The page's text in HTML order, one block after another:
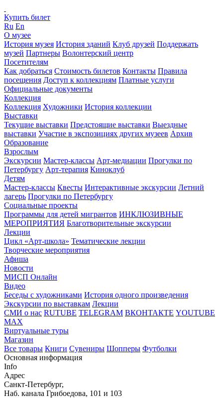
Купить билет
Ru En
О музее
История музея История зданий Клуб друзей Поддержать
музей Партнеры Волонтерский центр
Посетителям
Как добраться Стоимость билетов Контакты Правила
посещения Доступ к коллекциям Платные услуги
Официальные документы
Коллекция
Коллекция Художники История коллекции
Выставки
Текущие выставки Предстоящие выставки Выездные
выставки Участие в экспозициях других музеев Архив
Образование
Взрослым
Экскурсии Мастер-классы Арт-медиации Прогулки по
Петербургу Арт-терапия Киноклуб
Детям
Мастер-классы Квесты Интерактивные экскурсии Летний
лагерь Прогулки по Петербургу
Социальные проекты
Программы для детей мигрантов ИНКЛЮЗИВНЫЕ
МЕРОПРИЯТИЯ Благотворительные экскурсии
Лекции
Цикл «Арт-школа» Тематические лекции
Творческие мероприятия
Афиша
Новости
МИСП Онлайн
Видео
Беседы с художниками История одного произведения
Экскурсии по выставкам Лекции
СМИ о нас RUTUBE TELEGRAM ВКОНТАКТЕ YOUTUBE
MAX
Виртуальные туры
Магазин
Все товары Книги Сувениры Шопперы Футболки
Основная информация
Info
Адрес
Санкт-Петербург,
Наб. канала Грибоедова, 101 и 103